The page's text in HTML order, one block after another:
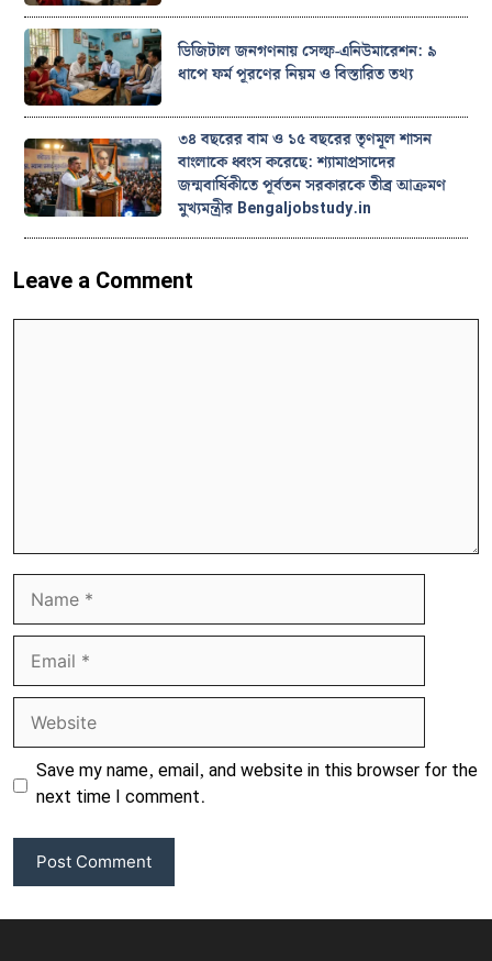
ডিজিটাল জনগণনায় সেল্ফ-এনিউমারেশন: ৯
ধাপে ফর্ম পূরণের নিয়ম ও বিস্তারিত তথ্য
৩৪ বছরের বাম ও ১৫ বছরের তৃণমূল শাসন
বাংলাকে ধ্বংস করেছে: শ্যামাপ্রসাদের
জন্মবার্ষিকীতে পূর্বতন সরকারকে তীব্র আক্রমণ
মুখ্যমন্ত্রীর Bengaljobstudy.in
Leave a Comment
Name
Email
Website
Save my name, email, and website in this browser for the
next time I comment.